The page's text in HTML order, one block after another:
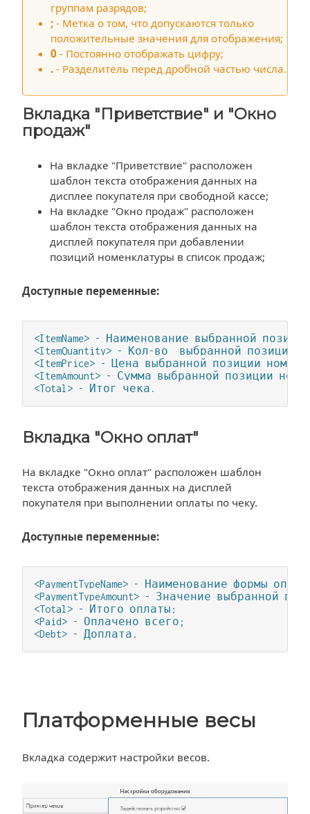
группам разрядов;
; - Метка о том, что допускаются только
положительные значения для отображения;
0 - Постоянно отображать цифру;
. - Разделитель перед дробной частью числа.
Вкладка "Приветствие" и "Окно
продаж"
На вкладке "Приветствие" расположен
шаблон текста отображения данных на
дисплее покупателя при свободной кассе;
На вкладке "Окно продаж" расположен
шаблон текста отображения данных на
дисплей покупателя при добавлении
позиций номенклатуры в список продаж;
Доступные переменные:
<ItemName> - Наименование выбранной
<ItemQuantity> - Кол-во  выбранной позиции
<ItemPrice> - Цена выбранной позиции
<ItemAmount> - Сумма выбранной позиции
<Total> - Итог чека.
Вкладка "Окно оплат"
На вкладке "Окно оплат" расположен шаблон
текста отображения данных на дисплей
покупателя при выполнении оплаты по чеку.
Доступные переменные:
<PaymentTypeName> - Наименование формы
<PaymentTypeAmount> - Значение выбранной
<Total> - Итого оплаты;
<Paid> - Оплачено всего;
<Debt> - Доплата.
Платформенные весы
Вкладка содержит настройки весов.